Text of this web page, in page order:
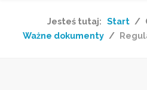
Jesteś tutaj: Start
Ważne dokumenty